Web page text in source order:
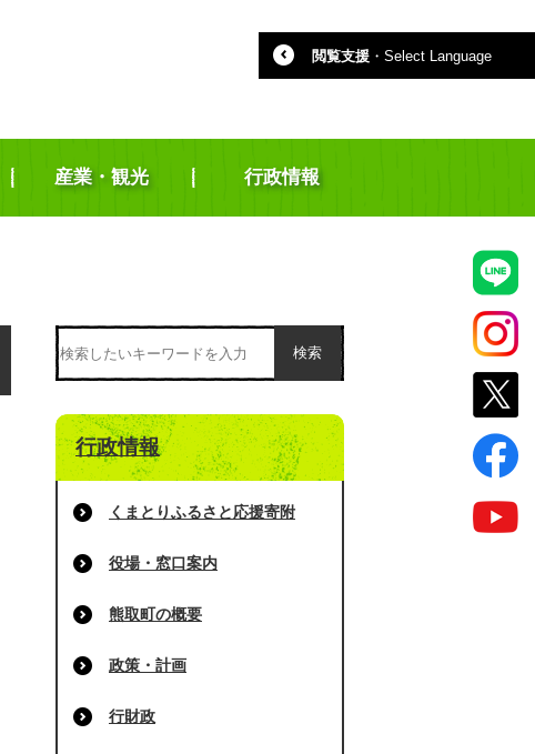
閲覧支援 ・ Select Language
産業・観光 行政情報
検索
行政情報
くまとりふるさと応援寄附
役場・窓口案内
熊取町の概要
政策・計画
行財政